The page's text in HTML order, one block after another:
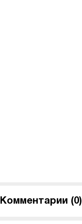
Комментарии (0)